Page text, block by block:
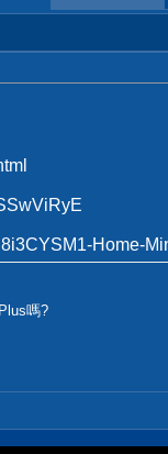
Home-
嗎?